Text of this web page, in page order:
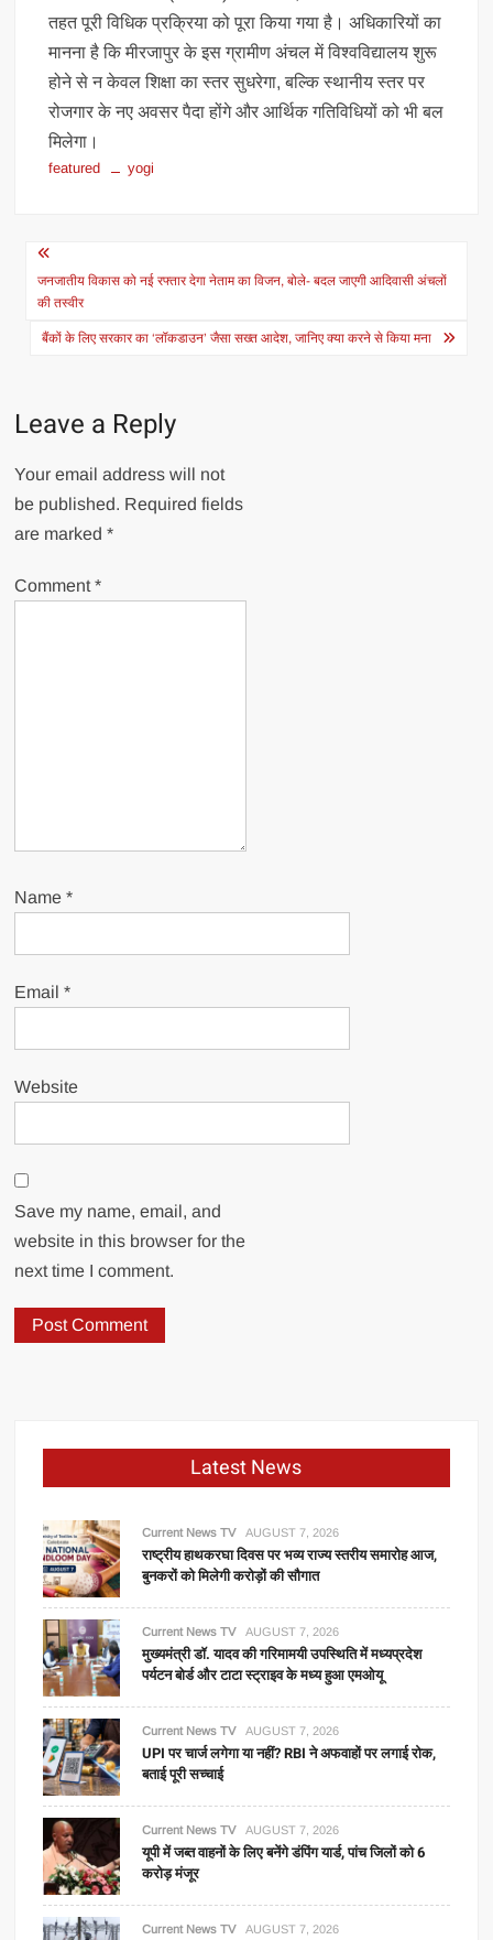
तहत पूरी विधिक प्रक्रिया को पूरा किया गया है। अधिकारियों का
मानना है कि मीरजापुर के इस ग्रामीण अंचल में विश्वविद्यालय शुरू
होने से न केवल शिक्षा का स्तर सुधरेगा, बल्कि स्थानीय स्तर पर
रोजगार के नए अवसर पैदा होंगे और आर्थिक गतिविधियों को भी बल
मिलेगा।
featured yogi
Post
navigation
जनजातीय विकास को नई रफ्तार देगा नेताम का विजन, बोले- बदल जाएगी आदिवासी अंचलों
की तस्वीर
बैंकों के लिए सरकार का ‘लॉकडाउन’ जैसा सख्त आदेश, जानिए क्या करने से किया मना
Leave a Reply
Your email address will not
be published. Required fields
are marked*
Comment*
Name*
Email*
Website
Save my name, email, and
website in this browser for the
next time I comment.
Latest News
Current News TV AUGUST 7, 2026
राष्ट्रीय हाथकरघा दिवस पर भव्य राज्य स्तरीय समारोह आज,
बुनकरों को मिलेगी करोड़ों की सौगात
Current News TV AUGUST 7, 2026
मुख्यमंत्री डॉ. यादव की गरिमामयी उपस्थिति में मध्यप्रदेश
पर्यटन बोर्ड और टाटा स्ट्राइव के मध्य हुआ एमओयू
Current News TV AUGUST 7, 2026
UPI पर चार्ज लगेगा या नहीं? RBI ने अफवाहों पर लगाई रोक,
बताई पूरी सच्चाई
Current News TV AUGUST 7, 2026
यूपी में जब्त वाहनों के लिए बनेंगे डंपिंग यार्ड, पांच जिलों को 6
करोड़ मंजूर
Current News TV AUGUST 7, 2026